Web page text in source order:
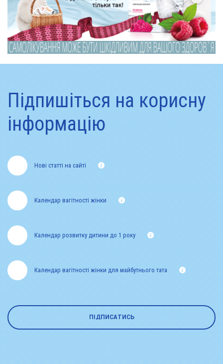
Підпишіться на корисну
інформацію
Нові статті на сайті
Календар розвитку дитини до 1 року
Календар вагітності жінки
Календар вагітності жінки для майбутнього тата
ПІДПИСАТИСЬ